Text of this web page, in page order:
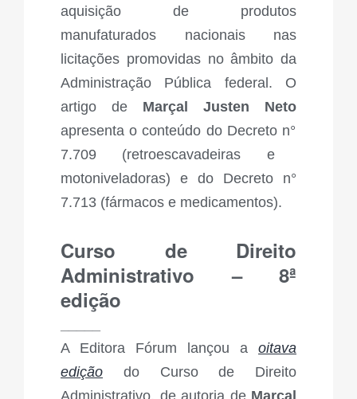
aquisição de produtos
manufaturados nacionais nas
licitações promovidas no âmbito da
Administração Pública federal. O
artigo de Marçal Justen Neto
apresenta o conteúdo do Decreto n°
7.709 (retroescavadeiras e
motoniveladoras) e do Decreto n°
7.713 (fármacos e medicamentos).
Curso de Direito
Administrativo – 8ª
edição
A Editora Fórum lançou a oitava
edição do Curso de Direito